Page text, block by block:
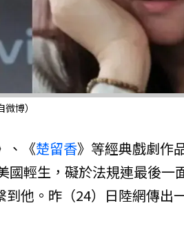
博）
、《楚留香》等經典戲劇作
國輕生，礙於法規連最後一
他。昨（24）日陸網傳出